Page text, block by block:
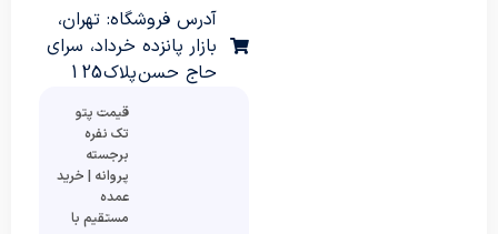
آدرس فروشگاه: تهران،
بازار پانزده خرداد، سرای
حاج حسن پلاک 125
قیمت پتو
تک نفره
برجسته
پروانه | خرید
عمده
مستقیم با